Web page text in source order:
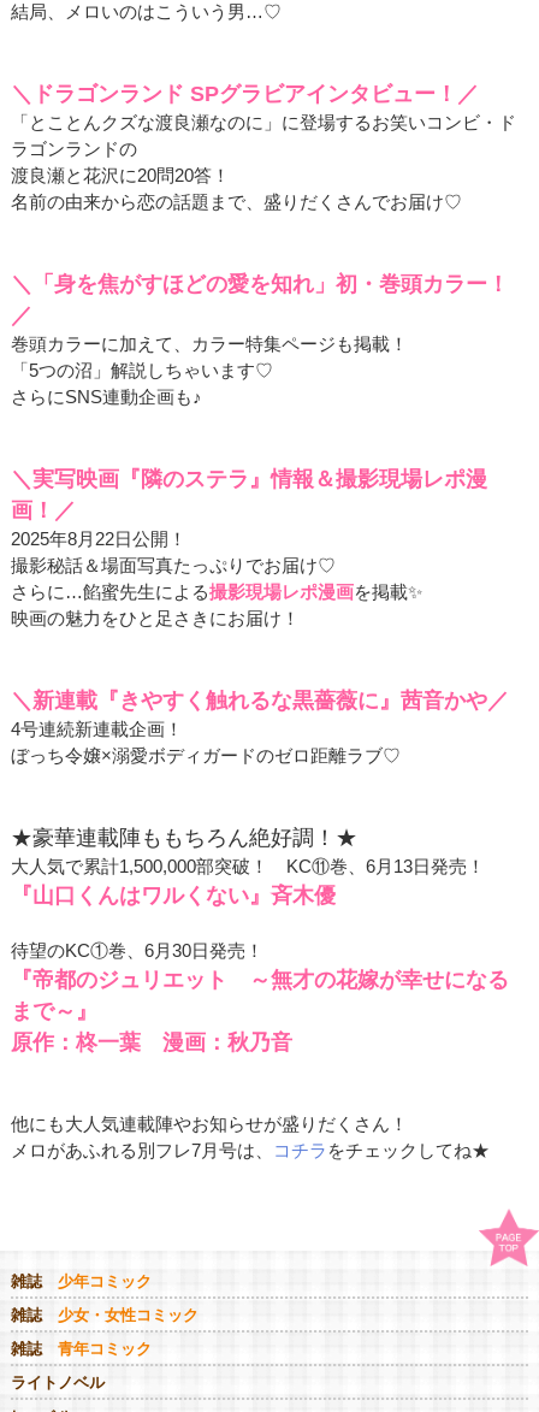
結局、メロいのはこういう男…♡
＼ドラゴンランド SPグラビアインタビュー！／
「とことんクズな渡良瀬なのに」に登場するお笑いコンビ・ド
ラゴンランドの
渡良瀬と花沢に20問20答！
名前の由来から恋の話題まで、盛りだくさんでお届け♡
＼「身を焦がすほどの愛を知れ」初・巻頭カラー！
／
巻頭カラーに加えて、カラー特集ページも掲載！
「5つの沼」解説しちゃいます♡
さらにSNS連動企画も♪
＼実写映画『隣のステラ』情報＆撮影現場レポ漫
画！／
2025年8月22日公開！
撮影秘話＆場面写真たっぷりでお届け♡
さらに…餡蜜先生による撮影現場レポ漫画を掲載✨
映画の魅力をひと足さきにお届け！
＼新連載『きやすく触れるな黒薔薇に』茜音かや／
4号連続新連載企画！
ぼっち令嬢×溺愛ボディガードのゼロ距離ラブ♡
★豪華連載陣ももちろん絶好調！★
大人気で累計1,500,000部突破！ KC⑪巻、6月13日発売！
『山口くんはワルくない』斉木優
待望のKC①巻、6月30日発売！
『帝都のジュリエット ～無才の花嫁が幸せになる
まで～』
原作：柊一葉 漫画：秋乃音
他にも大人気連載陣やお知らせが盛りだくさん！
メロがあふれる別フレ7月号は、
コチラ をチェックしてね★
雑誌 少年コミック
雑誌 少女・女性コミック
雑誌 青年コミック
ライトノベル